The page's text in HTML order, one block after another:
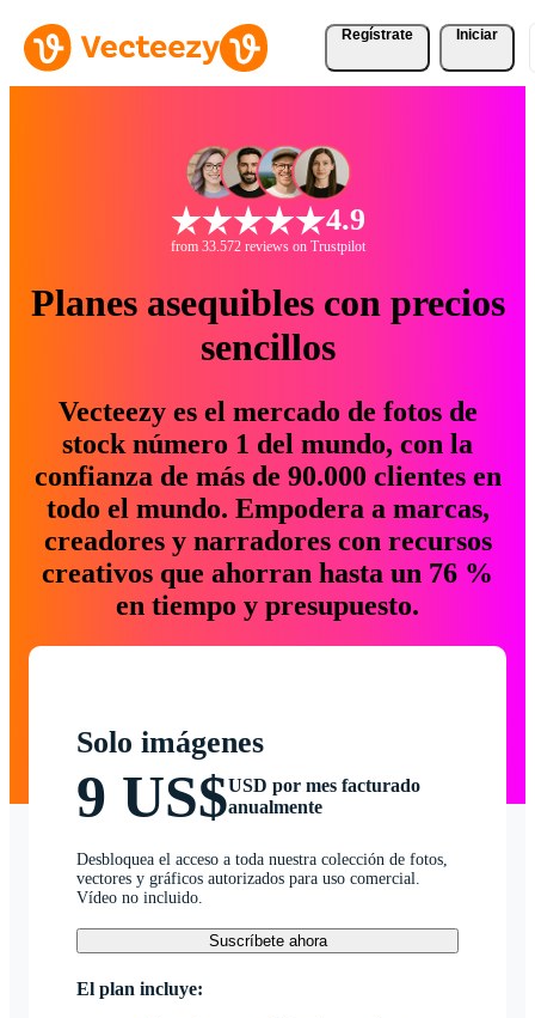
Regístrate Iniciar
4.9
from 33.572 reviews on Trustpilot
Planes asequibles con precios
sencillos
Vecteezy es el mercado de fotos de
stock número 1 del mundo, con la
confianza de más de 90.000 clientes en
todo el mundo. Empodera a marcas,
creadores y narradores con recursos
creativos que ahorran hasta un 76 %
en tiempo y presupuesto.
Solo imágenes
9 US$USD por mes facturado
anualmente
Desbloquea el acceso a toda nuestra colección de fotos,
vectores y gráficos autorizados para uso comercial.
Vídeo no incluido.
Suscríbete ahora
El plan incluye: